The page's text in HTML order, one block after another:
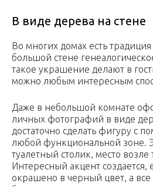
В виде дерева на стене
Во многих домах есть
большой стене
такое украшение делают в
можно любым интересным
Даже в небольшой комнате
личных фотографий в виде
достаточно сделать фигуру с
любой функциональной зоне.
туалетный столик, место возле
Интересный акцент создается,
окрашено в черный цвет, а